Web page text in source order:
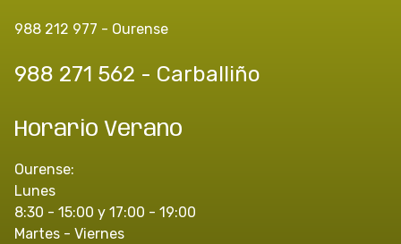
988 212 977 - Ourense
988 271 562 - Carballiño
Horario Verano
Ourense:
Lunes
8:30 - 15:00 y 17:00 - 19:00
Martes - Viernes